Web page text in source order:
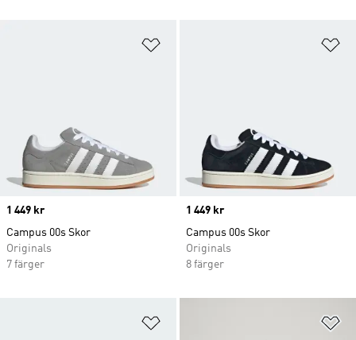
Price
1 449 kr
Campus 00s Skor
Originals
7 färger
Price
1 449 kr
Campus 00s Skor
Originals
8 färger